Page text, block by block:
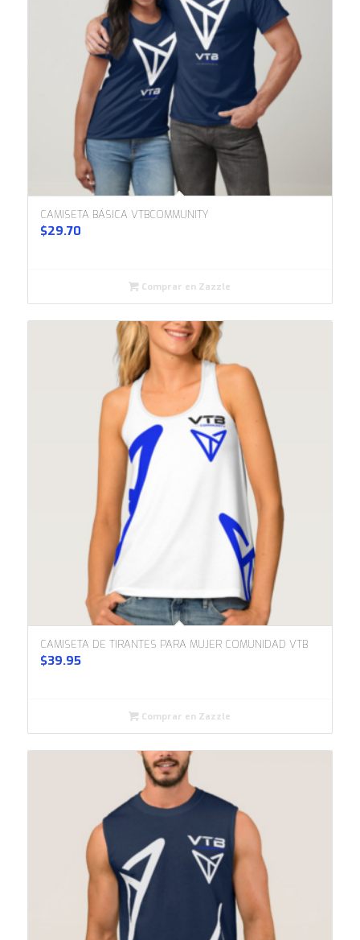
CAMISETA BÁSICA VTBCOMMUNITY
$29.70
Comprar en Zazzle
CAMISETA DE TIRANTES PARA MUJER COMUNIDAD VTB
$39.95
Comprar en Zazzle